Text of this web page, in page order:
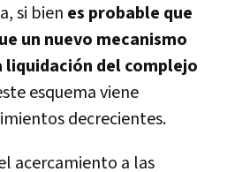
si bien es probable que
un nuevo mecanismo
liquidación del complejo
esquema viene
decrecientes.
acercamiento a las